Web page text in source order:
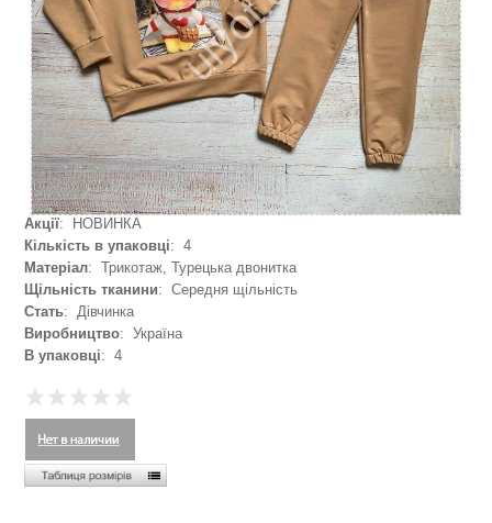
Акції: НОВИНКА
Кількість в упаковці: 4
Матеріал: Трикотаж, Турецька двонитка
Щільність тканини: Середня щільність
Стать: Дівчинка
Виробництво: Україна
В упаковці: 4